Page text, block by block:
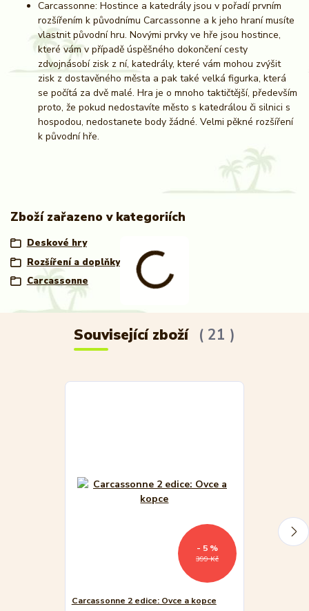
Carcassonne: Hostince a katedrály jsou v pořadí prvním
rozšířením k původnímu Carcassonne a k jeho hraní musíte
vlastnit původní hru. Novými prvky ve hře jsou hostince,
které vám v případě úspěšného dokončení cesty
zdvojnásobí zisk z ní, katedrály, které vám mohou zvýšit
zisk z dostavěného města a pak také velká figurka, která
se počítá za dvě malé. Hra je o mnoho taktičtější, především
proto, že pokud nedostavíte město s katedrálou či silnici s
hospodou, nedostanete body žádné. Velmi pěkné rozšíření
k původní hře.
Zboží zařazeno v kategoriích
Deskové hry
Rozšíření a doplňky
Carcassonne
Související zboží 21
399 Kč
- 5 %
Carcassonne 2 edice: Ovce a kopce